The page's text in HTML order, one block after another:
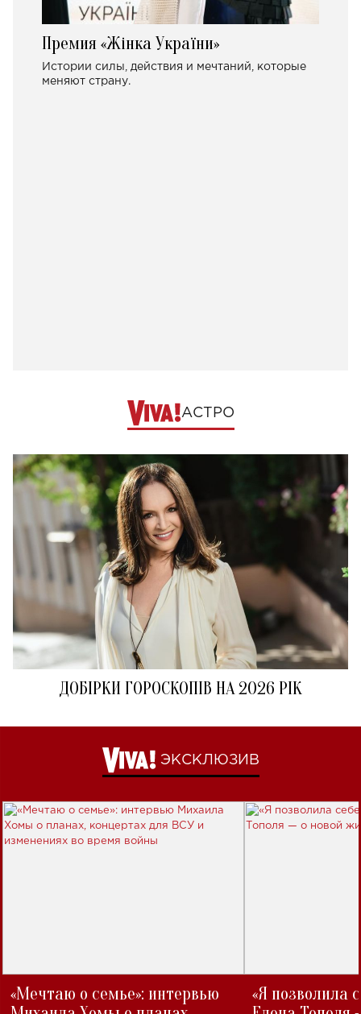
Премия «Жінка України»
Истории силы, действия и мечтаний, которые
меняют страну.
АСТРО
ДОБІРКИ ГОРОСКОПІВ НА 2026 РІК
ЭКСКЛЮЗИВ
«Мечтаю о семье»: интервью
«Я позволила